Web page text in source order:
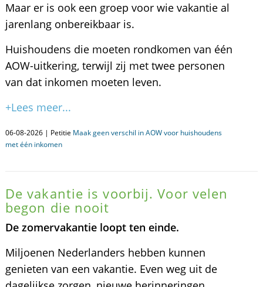
Maar er is ook een groep voor wie vakantie al
jarenlang onbereikbaar is.
Huishoudens die moeten rondkomen van één
AOW-uitkering, terwijl zij met twee personen
van dat inkomen moeten leven.
+Lees meer...
06-08-2026 | Petitie Maak geen verschil in AOW voor huishoudens
met één inkomen
De vakantie is voorbij. Voor velen
begon die nooit
De zomervakantie loopt ten einde.
Miljoenen Nederlanders hebben kunnen
genieten van een vakantie. Even weg uit de